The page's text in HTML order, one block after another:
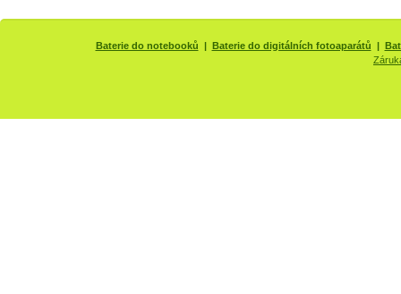
Baterie do notebooků | Baterie do digitálních fotoaparátů |